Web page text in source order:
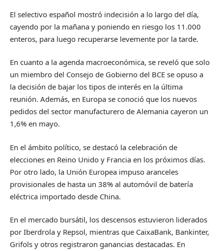
El selectivo español mostró indecisión a lo largo del día,
cayendo por la mañana y poniendo en riesgo los 11.000
enteros, para luego recuperarse levemente por la tarde.
En cuanto a la agenda macroeconómica, se reveló que solo
un miembro del Consejo de Gobierno del BCE se opuso a
la decisión de bajar los tipos de interés en la última
reunión. Además, en Europa se conoció que los nuevos
pedidos del sector manufacturero de Alemania cayeron un
1,6% en mayo.
En el ámbito político, se destacó la celebración de
elecciones en Reino Unido y Francia en los próximos días.
Por otro lado, la Unión Europea impuso aranceles
provisionales de hasta un 38% al automóvil de batería
eléctrica importado desde China.
En el mercado bursátil, los descensos estuvieron liderados
por Iberdrola y Repsol, mientras que CaixaBank, Bankinter,
Grifols y otros registraron ganancias destacadas. En